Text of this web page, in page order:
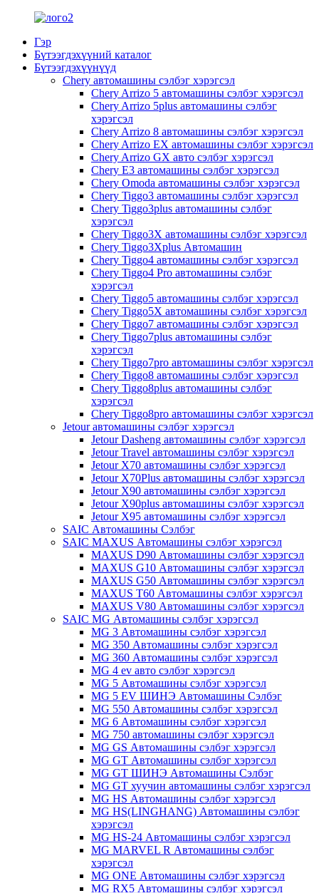
Гэр
Бүтээгдэхүүний каталог
Бүтээгдэхүүнүүд
Chery автомашины сэлбэг хэрэгсэл
Chery Arrizo 5 автомашины сэлбэг хэрэгсэл
Chery Arrizo 5plus автомашины сэлбэг
хэрэгсэл
Chery Arrizo 8 автомашины сэлбэг хэрэгсэл
Chery Arrizo EX автомашины сэлбэг хэрэгсэл
Chery Arrizo GX авто сэлбэг хэрэгсэл
Chery E3 автомашины сэлбэг хэрэгсэл
Chery Omoda автомашины сэлбэг хэрэгсэл
Chery Tiggo3 автомашины сэлбэг хэрэгсэл
Chery Tiggo3plus автомашины сэлбэг
хэрэгсэл
Chery Tiggo3X автомашины сэлбэг хэрэгсэл
Chery Tiggo3Xplus Автомашин
Chery Tiggo4 автомашины сэлбэг хэрэгсэл
Chery Tiggo4 Pro автомашины сэлбэг
хэрэгсэл
Chery Tiggo5 автомашины сэлбэг хэрэгсэл
Chery Tiggo5X автомашины сэлбэг хэрэгсэл
Chery Tiggo7 автомашины сэлбэг хэрэгсэл
Chery Tiggo7plus автомашины сэлбэг
хэрэгсэл
Chery Tiggo7pro автомашины сэлбэг хэрэгсэл
Chery Tiggo8 автомашины сэлбэг хэрэгсэл
Chery Tiggo8plus автомашины сэлбэг
хэрэгсэл
Chery Tiggo8pro автомашины сэлбэг хэрэгсэл
Jetour автомашины сэлбэг хэрэгсэл
Jetour Dasheng автомашины сэлбэг хэрэгсэл
Jetour Travel автомашины сэлбэг хэрэгсэл
Jetour X70 автомашины сэлбэг хэрэгсэл
Jetour X70Plus автомашины сэлбэг хэрэгсэл
Jetour X90 автомашины сэлбэг хэрэгсэл
Jetour X90plus автомашины сэлбэг хэрэгсэл
Jetour X95 автомашины сэлбэг хэрэгсэл
SAIC Автомашины Сэлбэг
SAIC MAXUS Автомашины сэлбэг хэрэгсэл
MAXUS D90 Автомашины сэлбэг хэрэгсэл
MAXUS G10 Автомашины сэлбэг хэрэгсэл
MAXUS G50 Автомашины сэлбэг хэрэгсэл
MAXUS T60 Автомашины сэлбэг хэрэгсэл
MAXUS V80 Автомашины сэлбэг хэрэгсэл
SAIC MG Автомашины сэлбэг хэрэгсэл
MG 3 Автомашины сэлбэг хэрэгсэл
MG 350 Автомашины сэлбэг хэрэгсэл
MG 360 Автомашины сэлбэг хэрэгсэл
MG 4 ev авто сэлбэг хэрэгсэл
MG 5 Автомашины сэлбэг хэрэгсэл
MG 5 EV ШИНЭ Автомашины Сэлбэг
MG 550 Автомашины сэлбэг хэрэгсэл
MG 6 Автомашины сэлбэг хэрэгсэл
MG 750 автомашины сэлбэг хэрэгсэл
MG GS Автомашины сэлбэг хэрэгсэл
MG GT Автомашины сэлбэг хэрэгсэл
MG GT ШИНЭ Автомашины Сэлбэг
MG GT хуучин автомашины сэлбэг хэрэгсэл
MG HS Автомашины сэлбэг хэрэгсэл
MG HS(LINGHANG) Автомашины сэлбэг
хэрэгсэл
MG HS-24 Автомашины сэлбэг хэрэгсэл
MG MARVEL R Автомашины сэлбэг
хэрэгсэл
MG ONE Автомашины сэлбэг хэрэгсэл
MG RX5 Автомашины сэлбэг хэрэгсэл